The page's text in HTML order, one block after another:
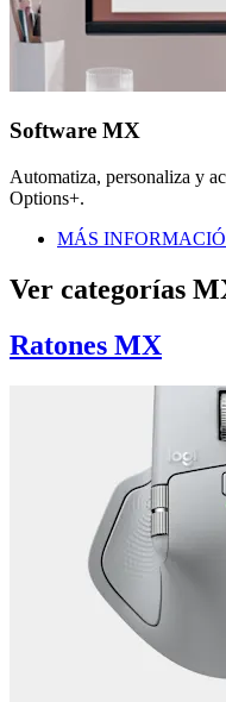
Software MX
Automatiza, personaliza y
Options+.
MÁS
Ver categorías
Ratones MX